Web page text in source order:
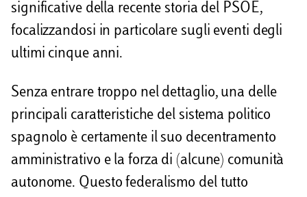
significative della recente storia del PSOE,
focalizzandosi in particolare sugli eventi degli
ultimi cinque anni.
Senza entrare troppo nel dettaglio, una delle
principali caratteristiche del sistema politico
spagnolo è certamente il suo decentramento
amministrativo e la forza di (alcune) comunità
autonome. Questo federalismo del tutto